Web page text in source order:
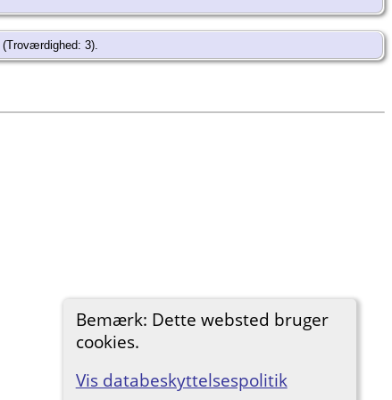
Bemærk: Dette websted bruger
cookies.
Vis databeskyttelsespolitik
(Troværdighed: 3).